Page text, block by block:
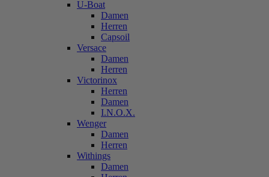
U-Boat
Damen
Herren
Capsoil
Versace
Damen
Herren
Victorinox
Herren
Damen
I.N.O.X.
Wenger
Damen
Herren
Withings
Damen